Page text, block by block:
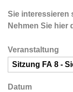
Sie interessieren
Nehmen Sie hier
Veranstaltung
Datum